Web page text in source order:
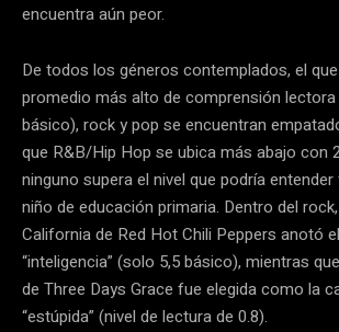
encuentra aún peor.
De todos los géneros contemplados, el
promedio más alto de comprensión
básico), rock y pop se encuentran
que R&B/Hip Hop se ubica más abajo con
ninguno supera el nivel que podría
niño de educación primaria. Dentro del
California de Red Hot Chili Peppers anotó
“inteligencia” (solo 5,5 básico), mientras
de Three Days Grace fue elegida como la
“estúpida” (nivel de lectura de 0.8).